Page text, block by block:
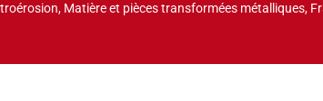
Matière et pièces transformées métalliques,